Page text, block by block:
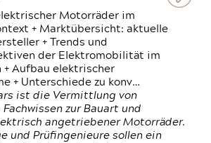
Motorräder im
+ Marktübersicht: aktuelle
+ Trends und
der Elektromobilität im
+ Aufbau elektrischer
+ Unterschiede zu konv…
ist die Vermittlung von
zur Bauart und
angetriebener Motorräder.
und Prüfingenieure sollen ein